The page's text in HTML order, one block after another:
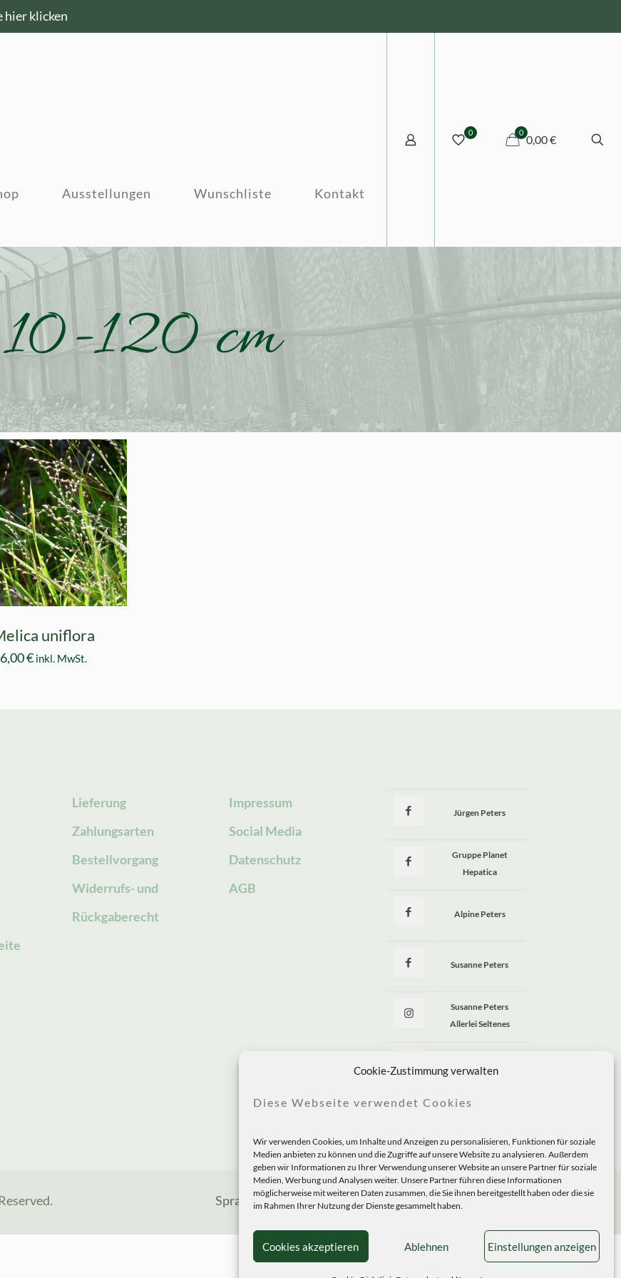
Cookie-Zustimmung verwalten
Diese Webseite verwendet Cookies
Wir verwenden Cookies, um Inhalte und Anzeigen zu personalisieren, Funktionen für soziale
Medien anbieten zu können und die Zugriffe auf unsere Website zu analysieren. Außerdem
geben wir Informationen zu Ihrer Verwendung unserer Website an unsere Partner für soziale
Medien, Werbung und Analysen weiter. Unsere Partner führen diese Informationen
möglicherweise mit weiteren Daten zusammen, die Sie ihnen bereitgestellt haben oder die sie
im Rahmen Ihrer Nutzung der Dienste gesammelt haben.
Cookies akzeptieren Ablehnen Einstellungen anzeigen
hier klicken
Ausstellungen Wunschliste Kontakt
0 0
0,00 €
10-120 cm
uniflora
6,00€ inkl. MwSt.
Lieferung
Zahlungsarten
Bestellvorgang
Widerrufs- und
Rückgaberecht
Impressum
Social Media
Datenschutz
AGB
Jürgen Peters
Gruppe Planet
Hepatica
Alpine Peters
Susanne Peters
Susanne Peters
Allerlei Seltenes
Allerlei Seltenes
Sprachen